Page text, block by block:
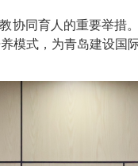
协同育人的重要举措
模式，为青岛建设国